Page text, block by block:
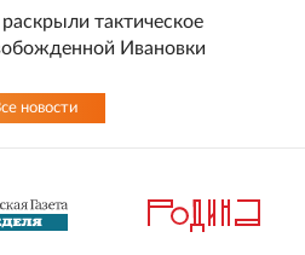
тактическое
Ивановки
новости